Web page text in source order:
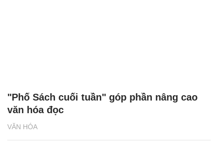
VĂN HÓA
"Phố Sách cuối tuần" góp phần nâng cao
văn hóa đọc